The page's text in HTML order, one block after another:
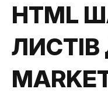
HTML
ЛИСТІВ